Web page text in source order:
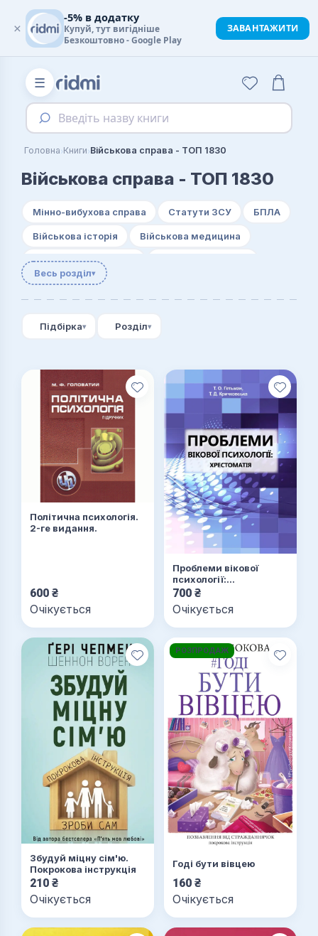
☰
Введіть назву книги
Головна›Книги›Військова справа - ТОП 1830
Військова справа - ТОП 1830
Мінно-вибухова справа Статути ЗСУ БПЛА
Військова історія Військова медицина
Військова психологія
Вогнева підготовка
Книги обліку для військових
Весь розділ▾
Підбірка Розділ
Політична психологія.
2-ге видання.
600 ₴
Очікується
Проблеми вікової
психології:
хрестоматія
700 ₴
Очікується
Збудуй міцну сім'ю.
Покрокова інструкція
210 ₴
Очікується
РОЗПРОДАЖ
Годі бути вівцею
160 ₴
Очікується
×
-5% в додатку
Купуй, тут вигідніше
Безкоштовно - Google Play
ЗАВАНТАЖИТИ